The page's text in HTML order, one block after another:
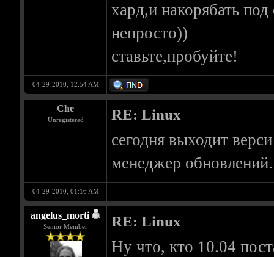
хард,и накорябать
непросто))
ставьте,пробуйте!
04-29-2010, 12:54 AM
Che
Unregistered RE: Linux
сегодня выходит
менеджер
04-29-2010, 01:16 AM
angelus_morti
Senior Member RE: Linux
Ну что, кто 10.04